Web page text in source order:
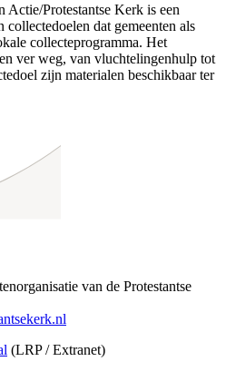
Protestantse Kerk is een
dat gemeenten als
collecteprogramma. Het
ver weg, van vluchtelingenhulp tot
zijn materialen beschikbaar ter
van de Protestantse
(LRP / Extranet)